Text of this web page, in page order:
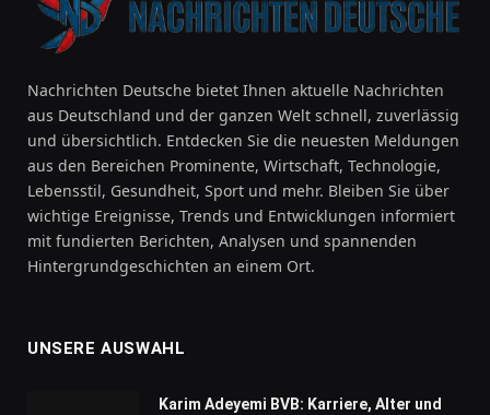
Nachrichten Deutsche bietet Ihnen aktuelle Nachrichten
aus Deutschland und der ganzen Welt schnell, zuverlässig
und übersichtlich. Entdecken Sie die neuesten Meldungen
aus den Bereichen Prominente, Wirtschaft, Technologie,
Lebensstil, Gesundheit, Sport und mehr. Bleiben Sie über
wichtige Ereignisse, Trends und Entwicklungen informiert
mit fundierten Berichten, Analysen und spannenden
Hintergrundgeschichten an einem Ort.
UNSERE AUSWAHL
Karim Adeyemi BVB: Karriere, Alter und